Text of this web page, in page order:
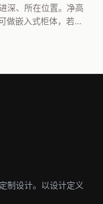
深、所在位置。净高
做嵌入式柜体，若位
制设计。以设计定义